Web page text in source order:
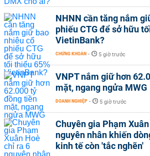
NHNN cần tăng nắm
phiếu CTG để sở hữu
VietinBank?
CHỨNG KHOÁN - 5 giờ trước
VNPT nắm giữ hơn
mặt, ngang ngửa MWG
DOANH NGHIỆP - 5 giờ trước
Chuyên gia Phạm
nguyên nhân khiến
kinh tế còn 'tắc nghẽn'